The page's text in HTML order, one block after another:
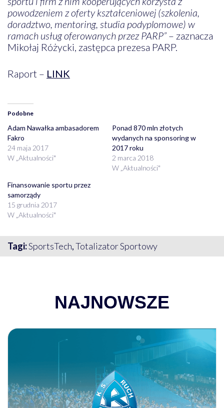
powodzeniem z oferty kształceniowej (szkolenia,
doradztwo, mentoring, studia podyplomowe) w
ramach usług oferowanych przez PARP”– zaznacza
Mikołaj Różycki, zastępca prezesa PARP.
Raport – LINK
Podobne
Adam Nawałka ambasadorem
Fakro
24 maja 2017
W „Aktualności"
Ponad 870 mln złotych
wydanych na sponsoring w
2017 roku
2 marca 2018
W „Aktualności"
Finansowanie sportu przez
samorządy
15 grudnia 2017
W „Aktualności"
Tagi:SportsTech,Totalizator Sportowy
NAJNOWSZE